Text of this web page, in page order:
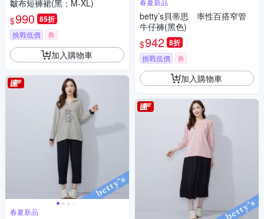
皺布短褲裙(黑；M-XL)
$990 85折
挑戰低價 券
加入購物車
春夏新品
春夏新品
betty’s貝蒂思 率性百搭窄管
牛仔褲(黑色)
$942 8折
挑戰低價 券
加入購物車